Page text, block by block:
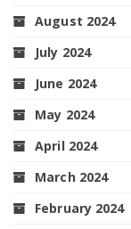
August 2024
July 2024
June 2024
May 2024
April 2024
March 2024
February 2024